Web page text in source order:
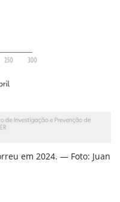
em 2024. — Foto: Juan